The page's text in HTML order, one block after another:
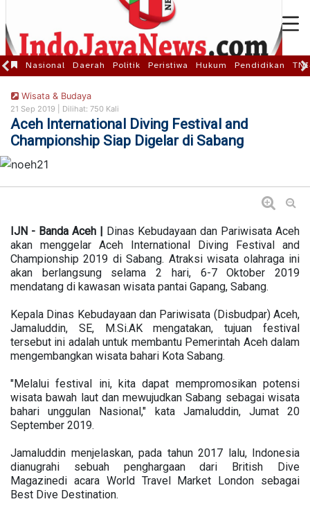
Nasional Daerah Politik Peristiwa Hukum Pendidikan
Wisata & Budaya
21 Sep 2019 | Dilihat: 750 Kali
Aceh International Diving Festival and
Championship Siap Digelar di Sabang
IJN - Banda Aceh | Dinas Kebudayaan dan Pariwisata Aceh
akan menggelar Aceh International Diving Festival and
Championship 2019 di Sabang. Atraksi wisata olahraga ini
akan berlangsung selama 2 hari, 6-7 Oktober 2019
mendatang di kawasan wisata pantai Gapang, Sabang.
Kepala Dinas Kebudayaan dan Pariwisata (Disbudpar) Aceh,
Jamaluddin, SE, M.Si.AK mengatakan, tujuan festival
tersebut ini adalah untuk membantu Pemerintah Aceh dalam
mengembangkan wisata bahari Kota Sabang.
"Melalui festival ini, kita dapat mempromosikan potensi
wisata bawah laut dan mewujudkan Sabang sebagai wisata
bahari unggulan Nasional," kata Jamaluddin, Jumat 20
September 2019.
Jamaluddin menjelaskan, pada tahun 2017 lalu, Indonesia
dianugrahi sebuah penghargaan dari British Dive
Magazinedi acara World Travel Market London sebagai
Best Dive Destination.